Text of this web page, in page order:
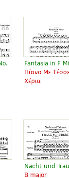
Fantasia in F
Πίανο Με
Χέρια
Nacht und
B major